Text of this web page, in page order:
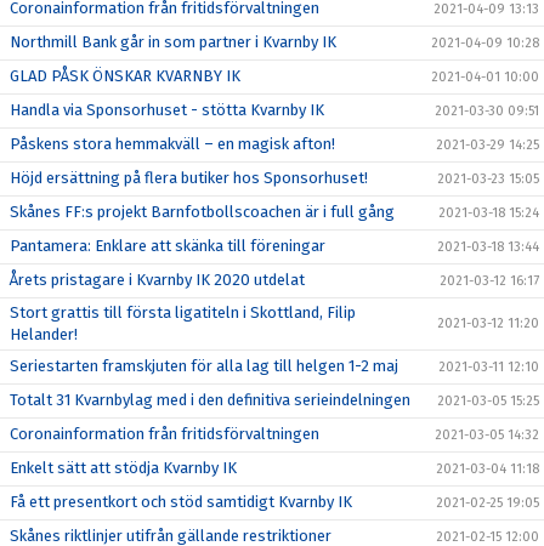
Coronainformation från fritidsförvaltningen 2021-04-09 13:13
Northmill Bank går in som partner i Kvarnby IK 2021-04-09 10:28
GLAD PÅSK ÖNSKAR KVARNBY IK 2021-04-01 10:00
Handla via Sponsorhuset - stötta Kvarnby IK 2021-03-30 09:51
Påskens stora hemmakväll – en magisk afton! 2021-03-29 14:25
Höjd ersättning på flera butiker hos Sponsorhuset! 2021-03-23 15:05
Skånes FF:s projekt Barnfotbollscoachen är i full gång 2021-03-18 15:24
Pantamera: Enklare att skänka till föreningar 2021-03-18 13:44
Årets pristagare i Kvarnby IK 2020 utdelat 2021-03-12 16:17
Stort grattis till första ligatiteln i Skottland, Filip
Helander!
2021-03-12 11:20
Seriestarten framskjuten för alla lag till helgen 1-2 maj 2021-03-11 12:10
Totalt 31 Kvarnbylag med i den definitiva serieindelningen 2021-03-05 15:25
Coronainformation från fritidsförvaltningen 2021-03-05 14:32
Enkelt sätt att stödja Kvarnby IK 2021-03-04 11:18
Få ett presentkort och stöd samtidigt Kvarnby IK 2021-02-25 19:05
Skånes riktlinjer utifrån gällande restriktioner 2021-02-15 12:00